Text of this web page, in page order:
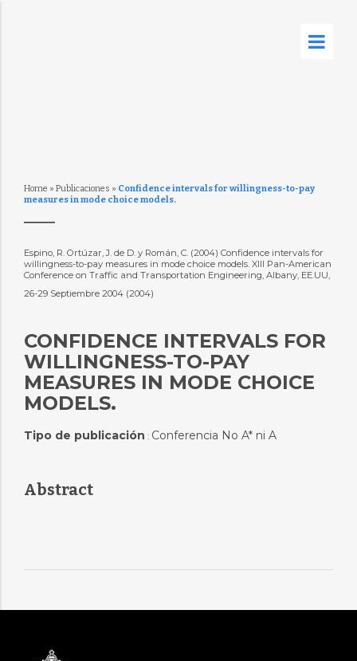
Home » Publicaciones » Confidence intervals for willingness-to-pay
measures in mode choice models.
Espino, R. Ortúzar, J. de D. y Román, C. (2004) Confidence intervals for
willingness-to-pay measures in mode choice models. XIII Pan-American
Conference on Traffic and Transportation Engineering, Albany, EE.UU,
26-29 Septiembre 2004 (2004)
CONFIDENCE INTERVALS FOR
WILLINGNESS-TO-PAY
MEASURES IN MODE CHOICE
MODELS.
Tipo de publicación : Conferencia No A* ni A
Abstract